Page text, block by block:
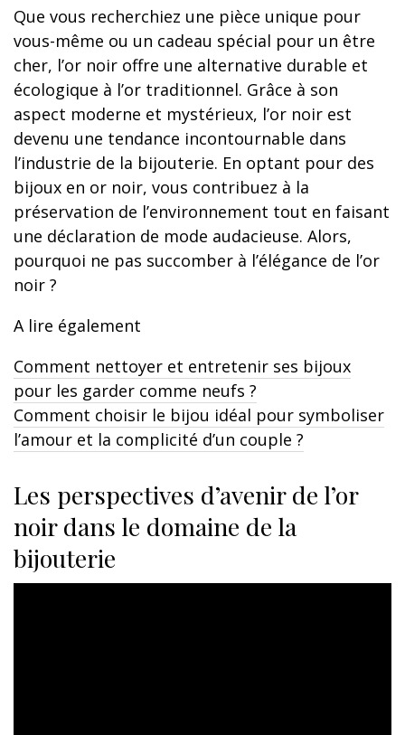
Que vous recherchiez une pièce unique pour
vous-même ou un cadeau spécial pour un être
cher, l’or noir offre une alternative durable et
écologique à l’or traditionnel. Grâce à son
aspect moderne et mystérieux, l’or noir est
devenu une tendance incontournable dans
l’industrie de la bijouterie. En optant pour des
bijoux en or noir, vous contribuez à la
préservation de l’environnement tout en faisant
une déclaration de mode audacieuse. Alors,
pourquoi ne pas succomber à l’élégance de l’or
noir ?
A lire également
Comment nettoyer et entretenir ses bijoux
pour les garder comme neufs ?
Comment choisir le bijou idéal pour symboliser
l’amour et la complicité d’un couple ?
Les perspectives d’avenir de l’or
noir dans le domaine de la
bijouterie